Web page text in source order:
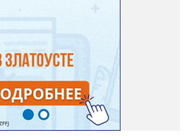
- мульчировать мелкой корой. Семена
прорастают. Если иногда срезать
семена вокруг куртины, лаванда
один секрет – этот символ
почву. Добавляйте в посадочную
хороший дренаж. В первый год
убирать, чтобы силы куста
системы. А со второго года
всю силу! Фото: Екатерина Бойко,
Обсуждение новости здесь
newszlatoust74